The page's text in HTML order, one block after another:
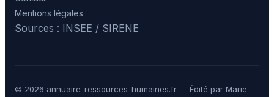
Mentions légales
Sources : INSEE / SIRENE
© 2026 annuaire-ressources-humaines.fr — Édité par Marie